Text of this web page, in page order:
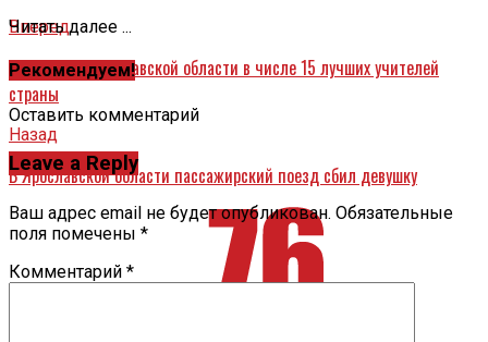
Вперед
Учитель из Ярославской области в числе 15 лучших учителей
страны
Назад
В Ярославской области пассажирский поезд сбил девушку
Читать далее ...
Рекомендуем!
Оставить комментарий
Leave a Reply
Ваш адрес email не будет опубликован. Обязательные
поля помечены *
Комментарий *